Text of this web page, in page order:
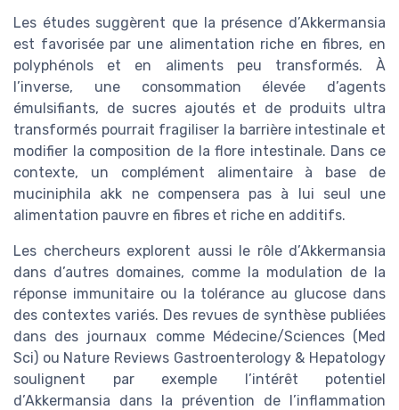
Les études suggèrent que la présence d’Akkermansia
est favorisée par une alimentation riche en fibres, en
polyphénols et en aliments peu transformés. À
l’inverse, une consommation élevée d’agents
émulsifiants, de sucres ajoutés et de produits ultra
transformés pourrait fragiliser la barrière intestinale et
modifier la composition de la flore intestinale. Dans ce
contexte, un complément alimentaire à base de
muciniphila akk ne compensera pas à lui seul une
alimentation pauvre en fibres et riche en additifs.
Les chercheurs explorent aussi le rôle d’Akkermansia
dans d’autres domaines, comme la modulation de la
réponse immunitaire ou la tolérance au glucose dans
des contextes variés. Des revues de synthèse publiées
dans des journaux comme Médecine/Sciences (Med
Sci) ou Nature Reviews Gastroenterology & Hepatology
soulignent par exemple l’intérêt potentiel
d’Akkermansia dans la prévention de l’inflammation